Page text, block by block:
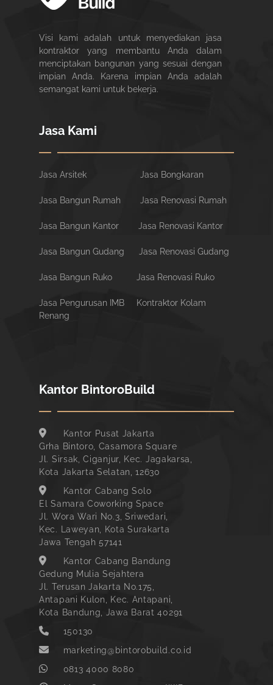
Visi kami adalah untuk menyediakan jasa
kontraktor yang membantu Anda dalam
menciptakan bangunan yang sesuai dengan
impian Anda. Karena impian Anda adalah
semangat kami untuk bekerja.
Jasa Kami
Jasa Arsitek Jasa Bongkaran
Jasa Bangun Rumah Jasa Renovasi Rumah
Jasa Bangun Kantor Jasa Renovasi Kantor
Jasa Bangun Gudang Jasa Renovasi Gudang
Jasa Bangun Ruko Jasa Renovasi Ruko
Jasa Pengurusan IMB
Kontraktor Kolam
Renang
Kantor BintoroBuild
Kantor Pusat Jakarta
Grha Bintoro, Casamora Square
Jl. Sirsak, Ciganjur, Kec. Jagakarsa,
Kota Jakarta Selatan, 12630
Kantor Cabang Solo
El Samara Coworking Space
Jl. Wora Wari No.3, Sriwedari,
Kec. Laweyan, Kota Surakarta
Jawa Tengah 57141
Kantor Cabang Bandung
Gedung Mulia Sejahtera
Jl. Terusan Jakarta No.175,
Antapani Kulon, Kec. Antapani,
Kota Bandung, Jawa Barat 40291
150130
marketing@bintorobuild.co.id
0813 4000 8080